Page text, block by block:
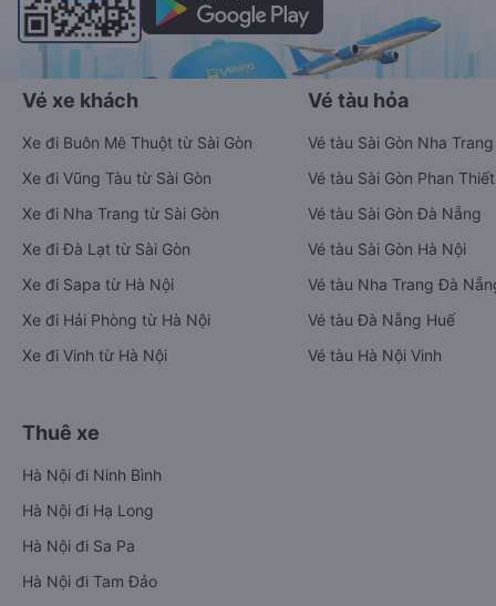
Vé xe khách
Xe đi Buôn Mê Thuột từ Sài Gòn
Xe đi Vũng Tàu từ Sài Gòn
Xe đi Nha Trang từ Sài Gòn
Xe đi Đà Lạt từ Sài Gòn
Xe đi Sapa từ Hà Nội
Xe đi Hải Phòng từ Hà Nội
Xe đi Vinh từ Hà Nội
Vé tàu hỏa
Vé tàu Sài Gòn Nha Trang
Vé tàu Sài Gòn Phan Thiết
Vé tàu Sài Gòn Đà Nẵng
Vé tàu Sài Gòn Hà Nội
Vé tàu Nha Trang Đà
Vé tàu Đà Nẵng Huế
Vé tàu Hà Nội Vinh
Thuê xe
Hà Nội đi Ninh Bình
Hà Nội đi Hạ Long
Hà Nội đi Sa Pa
Hà Nội đi Tam Đảo